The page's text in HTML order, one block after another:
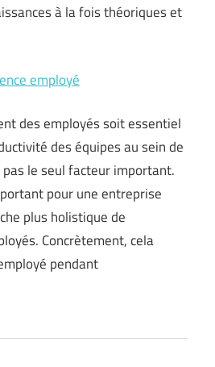
à la fois théoriques et
employé
des employés soit essentiel
des équipes au sein de
pas le seul facteur important.
pour une entreprise
plus holistique de
Concrètement, cela
pendant